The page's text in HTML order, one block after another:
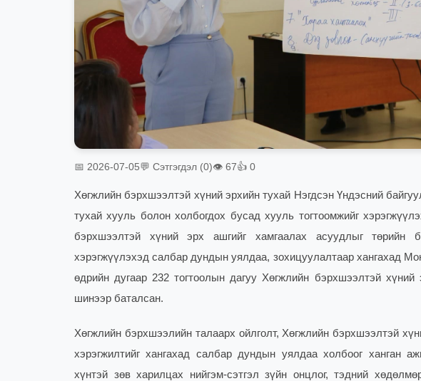
📅 2026-07-05💬 Сэтгэгдэл (0)👁 67👍 0
Хөгжлийн бэрхшээлтэй хүний эрхийн тухай Нэгдсэн Үндэсний
тухай хууль болон холбогдох бусад хууль тогтоомжийг
бэрхшээлтэй хүний эрх ашгийг хамгаалах асуудлыг төрийн
хэрэгжүүлэхэд салбар дундын уялдаа, зохицуулалтаар хангахад
өдрийн дугаар 232 тогтоолын дагуу Хөгжлийн бэрхшээлтэй хүний
шинээр баталсан.
Хөгжлийн бэрхшээлийн талаарх ойлголт, Хөгжлийн бэрхшээлтэй
хэрэгжилтийг хангахад салбар дундын уялдаа холбоог ханган
хүнтэй зөв харилцах нийгэм-сэтгэл зүйн онцлог, тэдний